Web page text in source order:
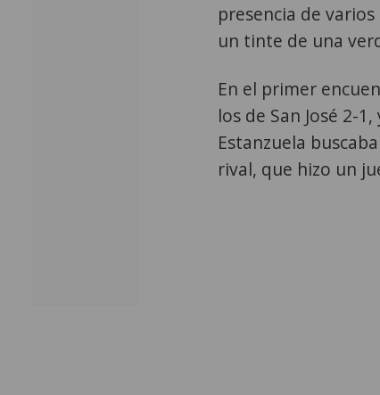
presencia de
un tinte de una
En el primer
los de San José 2-
Estanzuela
rival, que hizo un